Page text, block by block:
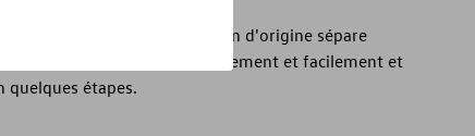
de séparation Volkswagen d'origine sépare
l'habitacle. Il se monte rapidement et facilement et
quelques étapes.